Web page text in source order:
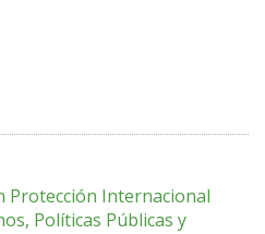
Protección Internacional
Políticas Públicas y